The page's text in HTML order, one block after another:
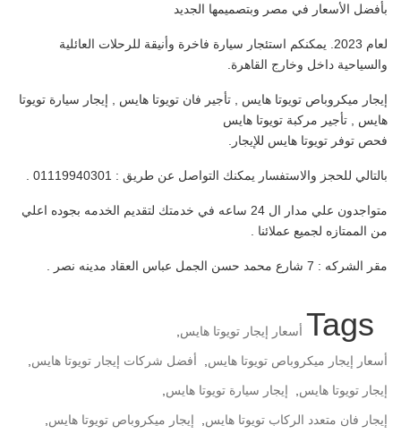
بأفضل الأسعار في مصر وبتصميمها الجديد
لعام 2023. يمكنكم استئجار سيارة فاخرة وأنيقة للرحلات العائلية
والسياحية داخل وخارج القاهرة.
إيجار ميكروباص تويوتا هايس , تأجير فان تويوتا هايس , إيجار سيارة تويوتا
هايس , تأجير مركبة تويوتا هايس
فحص توفر تويوتا هايس للإيجار.
بالتالي للحجز والاستفسار يمكنك التواصل عن طريق : 01119940301 .
متواجدون علي مدار ال 24 ساعه في خدمتك لتقديم الخدمه بجوده اعلي
من الممتازه لجميع عملائنا .
مقر الشركه : 7 شارع محمد حسن الجمل عباس العقاد مدينه نصر .
Tags أسعار إيجار تويوتا هايس
أسعار إيجار ميكروباص تويوتا هايس أفضل شركات إيجار تويوتا هايس
إيجار تويوتا هايس إيجار سيارة تويوتا هايس
إيجار فان متعدد الركاب تويوتا هايس إيجار ميكروباص تويوتا هايس